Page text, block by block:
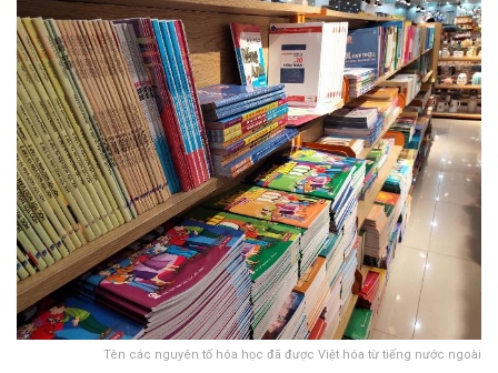
Tên các nguyên tố hóa học đã được Việt hóa từ tiếng nước ngoài